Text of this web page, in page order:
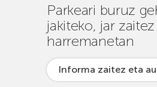
Parkeari buruz
jakiteko, jar
harremanetan
Informa zaitez eta